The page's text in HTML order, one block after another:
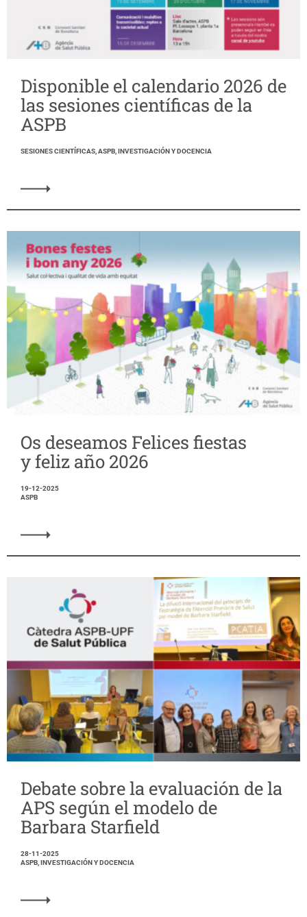
Disponible el calendario 2026 de
las sesiones científicas de la
ASPB
SESIONES CIENTÍFICAS, ASPB, INVESTIGACIÓN Y DOCENCIA
Os deseamos Felices fiestas
y feliz año 2026
19-12-2025
ASPB
Debate sobre la evaluación de la
APS según el modelo de
Barbara Starfield
28-11-2025
ASPB, INVESTIGACIÓN Y DOCENCIA